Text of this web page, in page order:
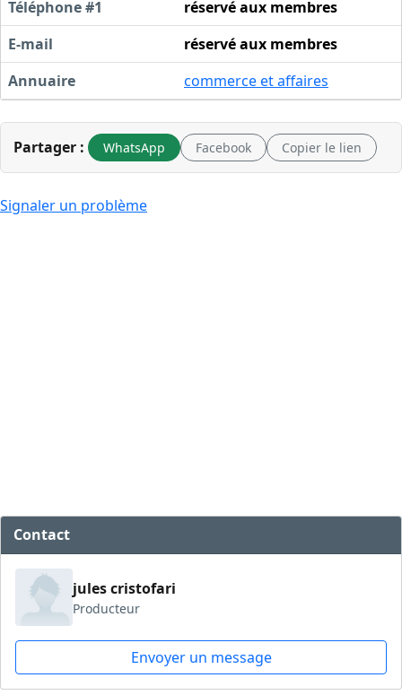
Téléphone #1
réservé aux membres
E-mail
réservé aux membres
Annuaire
commerce et affaires
Partager : WhatsApp Facebook Copier le lien
Signaler un problème
Contact
jules cristofari
Producteur
Envoyer un message